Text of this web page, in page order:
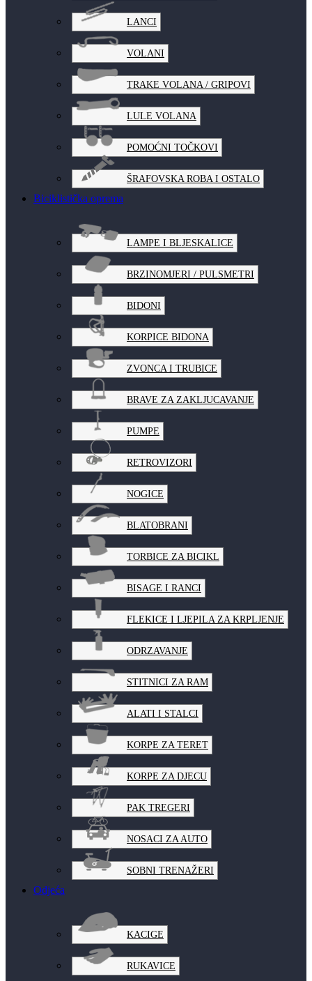
LANCI
VOLANI
TRAKE VOLANA / GRIPOVI
LULE VOLANA
POMOĆNI TOČKOVI
ŠRAFOVSKA ROBA I OSTALO
Biciklistička oprema
LAMPE I BLJESKALICE
BRZINOMJERI / PULSMETRI
BIDONI
KORPICE BIDONA
ZVONCA I TRUBICE
BRAVE ZA ZAKLJUCAVANJE
PUMPE
RETROVIZORI
NOGICE
BLATOBRANI
TORBICE ZA BICIKL
BISAGE I RANCI
FLEKICE I LJEPILA ZA KRPLJENJE
ODRZAVANJE
STITNICI ZA RAM
ALATI I STALCI
KORPE ZA TERET
KORPE ZA DJECU
PAK TREGERI
NOSACI ZA AUTO
SOBNI TRENAŽERI
Odjeća
KACIGE
RUKAVICE